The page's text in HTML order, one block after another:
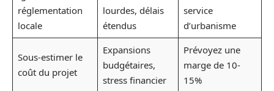
réglementation
locale
lourdes, délais
étendus
service
d’urbanisme
Sous-estimer le
coût du projet
Expansions
budgétaires,
stress financier
Prévoyez une
marge de 10-
15%